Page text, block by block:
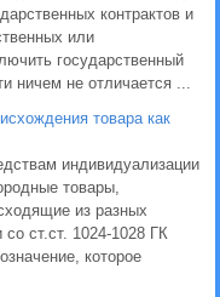
контрактов и
или
государственный
ничем не отличается ...
товара как
индивидуализации
товары,
из разных
со ст.ст. 1024-1028 ГК
которое